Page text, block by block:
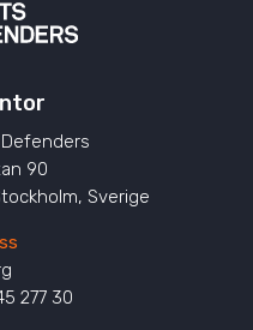
90
Sverige
277 30